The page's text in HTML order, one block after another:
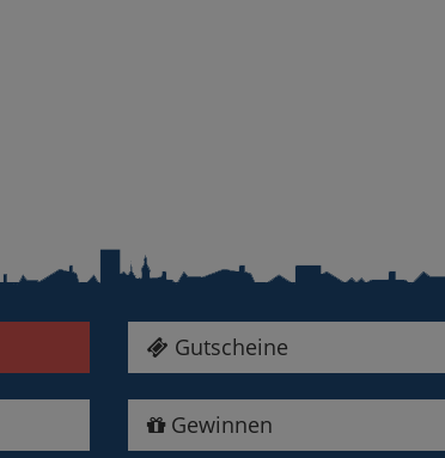
Gutscheine
Gewinnen